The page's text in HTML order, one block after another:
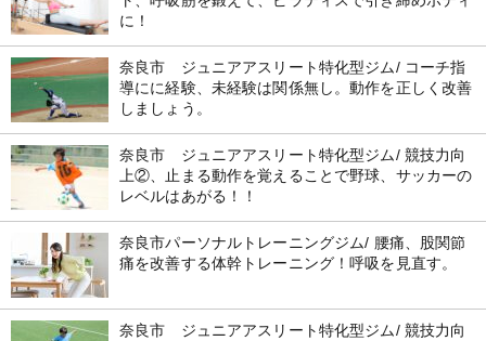
に！
奈良市 ジュニアアスリート特化型ジム/ コーチ指
導にに経験、未経験は関係無し。動作を正しく改善
しましょう。
奈良市 ジュニアアスリート特化型ジム/ 競技力向
上②、止まる動作を覚えることで野球、サッカーの
レベルはあがる！！
奈良市パーソナルトレーニングジム/ 腰痛、股関節
痛を改善する体幹トレーニング！呼吸を見直す。
奈良市 ジュニアアスリート特化型ジム/ 競技力向